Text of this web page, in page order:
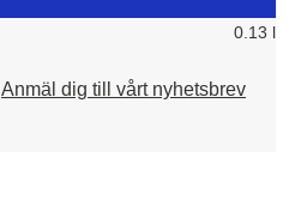
0.13 l
Anmäl dig till vårt nyhetsbrev